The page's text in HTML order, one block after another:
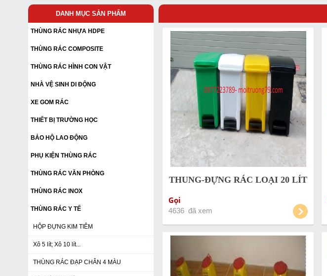
DANH MỤC SẢN PHẨM
THÙNG RÁC NHỰA HDPE
THÙNG RÁC COMPOSITE
THÙNG RÁC HÌNH CON VẬT
NHÀ VỆ SINH DI ĐỘNG
XE GOM RÁC
THIẾT BỊ TRƯỜNG HỌC
BẢO HỘ LAO ĐỘNG
PHỤ KIỆN THÙNG RÁC
THÙNG RÁC VĂN PHÒNG
THÙNG RÁC INOX
THÙNG RÁC Y TẾ
HỘP ĐỰNG KIM TIÊM
Xô 5 lít; Xô 10 lít...
THÙNG RÁC ĐẠP CHÂN 4 MÀU
THUNG-ĐỰNG RÁC LOẠI 20 LÍT
Gọi
4636 đã xem